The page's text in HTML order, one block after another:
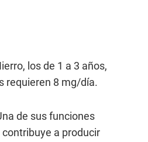
los de 1 a 3 años,
requieren 8 mg/día.
de sus funciones
a producir